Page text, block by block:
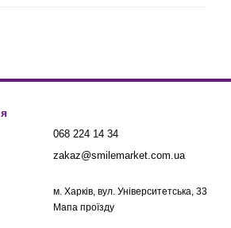
068 224 14 34
zakaz@smilemarket.com.ua
м. Харків, вул. Університетська, 33
Мапа проїзду